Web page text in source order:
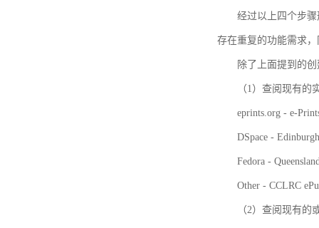
经过以上四个步
存在重复的功能需求
除了上面提到的
（1）查阅现有的
eprints.org - e-
DSpace -
Fedora -
Other - CCLRC
（2）查阅现有